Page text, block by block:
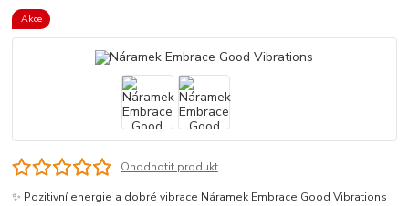
Akce
Ohodnotit produkt
✨ Pozitivní energie a dobré vibrace Náramek Embrace Good Vibrations